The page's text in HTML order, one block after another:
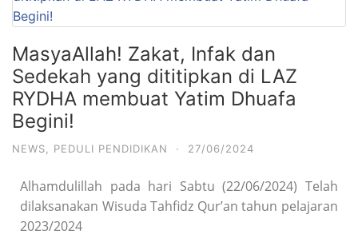
MasyaAllah! Zakat, Infak dan
Sedekah yang dititipkan di LAZ
RYDHA membuat Yatim Dhuafa
Begini!
NEWS PEDULI PENDIDIKAN · 27/06/2024
Alhamdulillah pada hari Sabtu (22/06/2024) Telah
dilaksanakan Wisuda Tahfidz Qur’an tahun pelajaran
2023/2024